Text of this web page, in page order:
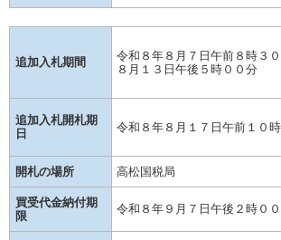
追加入札期間
令和８年８月７日午前８時
８月１３日午後５時００分
追加入札開札期
日
令和８年８月１７日午前１０
開札の場所 高松国税局
買受代金納付期
限
令和８年９月７日午後２時０